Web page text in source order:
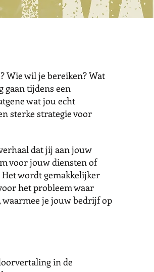
Wie wil je bereiken? Wat
gaan tijdens een
wat jou echt
sterke strategie voor
dat jij aan jouw
voor jouw diensten of
wordt gemakkelijker
het probleem waar
waarmee je jouw bedrijf op
in de